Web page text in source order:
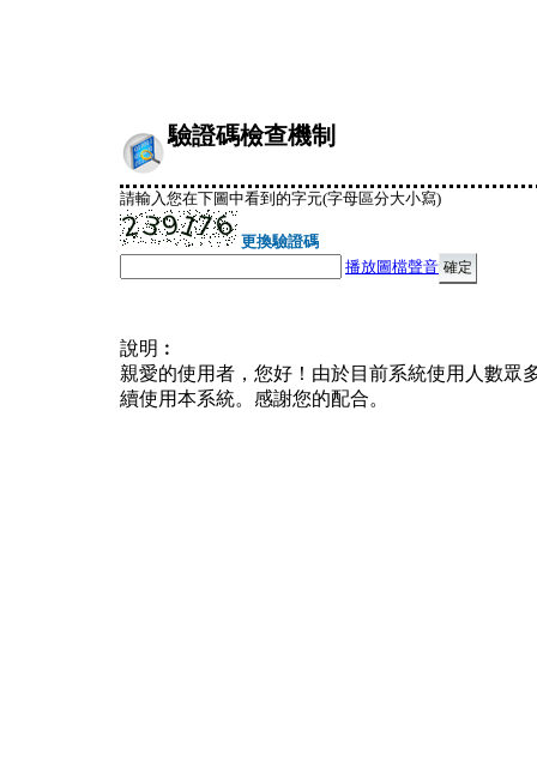
驗證碼檢查機制
請輸入您在下圖中看到的字元(字母區分大小寫)
更換驗證碼
播放圖檔聲音
說明︰
親愛的使用者，您好！由於目前系統使用人數眾
續使用本系統。感謝您的配合。